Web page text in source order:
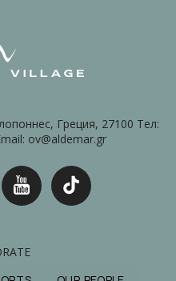
Греция, 27100 Тел:
ov@aldemar.gr